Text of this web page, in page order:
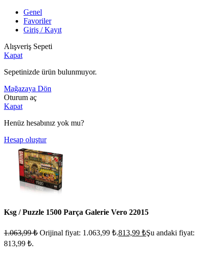
Genel
Favoriler
Giriş / Kayıt
Alışveriş Sepeti
Kapat
Sepetinizde ürün bulunmuyor.
Mağazaya Dön
Oturum aç
Kapat
Henüz hesabınız yok mu?
Hesap oluştur
Ksg / Puzzle 1500 Parça Galerie Vero 22015
1.063,99₺ Orijinal fiyat: 1.063,99 ₺.813,99 ₺Şu andaki fiyat:
813,99 ₺.